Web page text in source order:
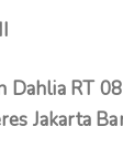
Dahlia RT
Jakarta